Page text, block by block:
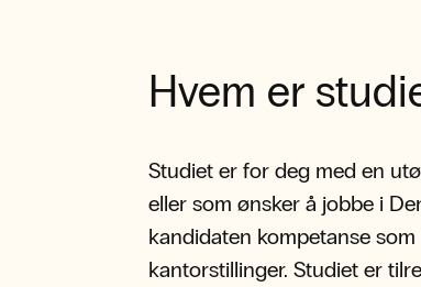
Hvem er
Studiet er for deg med en
eller som ønsker å jobbe i
kandidaten kompetanse
kantorstillinger. Studiet er